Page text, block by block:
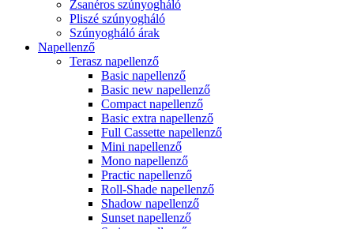
Zsanéros szúnyogháló
Pliszé szúnyogháló
Szúnyogháló árak
Napellenző
Terasz napellenző
Basic napellenző
Basic new napellenző
Compact napellenző
Basic extra napellenző
Full Cassette napellenző
Mini napellenző
Mono napellenző
Practic napellenző
Roll-Shade napellenző
Shadow napellenző
Sunset napellenző